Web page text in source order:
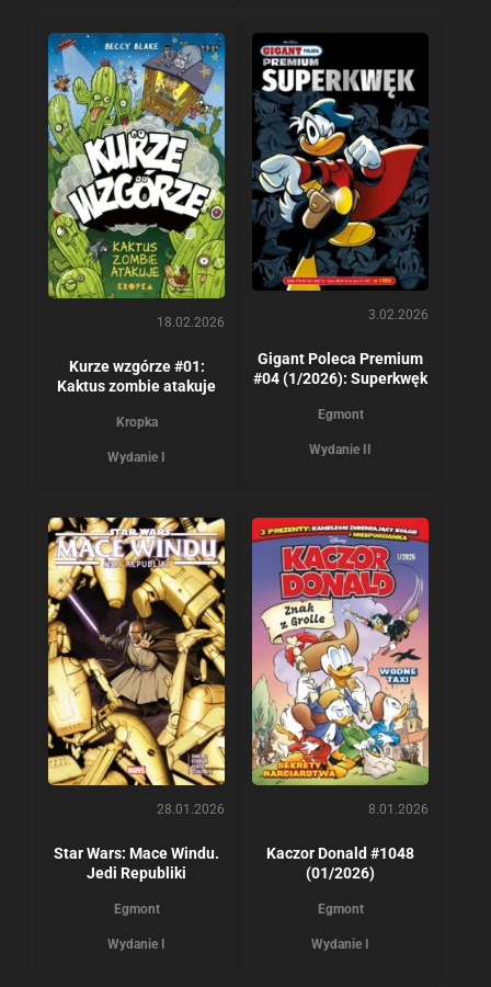
18.02.2026
Kurze wzgórze #01:
Kaktus zombie atakuje
Kropka
Wydanie I
3.02.2026
Gigant Poleca Premium
#04 (1/2026): Superkwęk
Egmont
Wydanie II
28.01.2026
Star Wars: Mace Windu.
Jedi Republiki
Egmont
Wydanie I
8.01.2026
Kaczor Donald #1048
(01/2026)
Egmont
Wydanie I